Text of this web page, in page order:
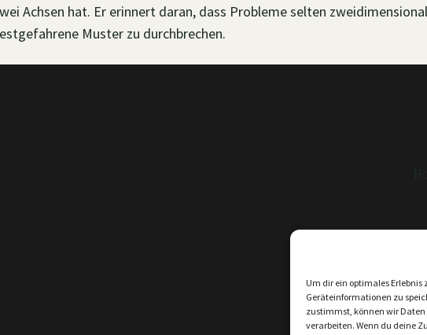
Um dir ein optimales Erlebnis
Geräteinformationen zu
zustimmst, können wir Daten
verarbeiten. Wenn du deine
Achsen hat. Er erinnert daran, dass Probleme selten
Muster zu durchbrechen.